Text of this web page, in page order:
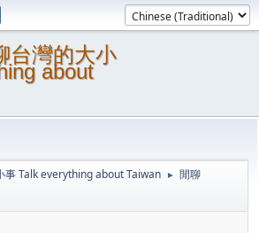
台灣的大小
about
事 Talk everything about Taiwan ► 閒聊